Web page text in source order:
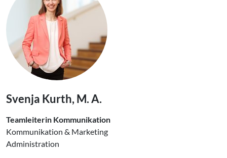
Svenja Kurth, M. A.
Teamleiterin Kommunikation
Kommunikation & Marketing
Administration